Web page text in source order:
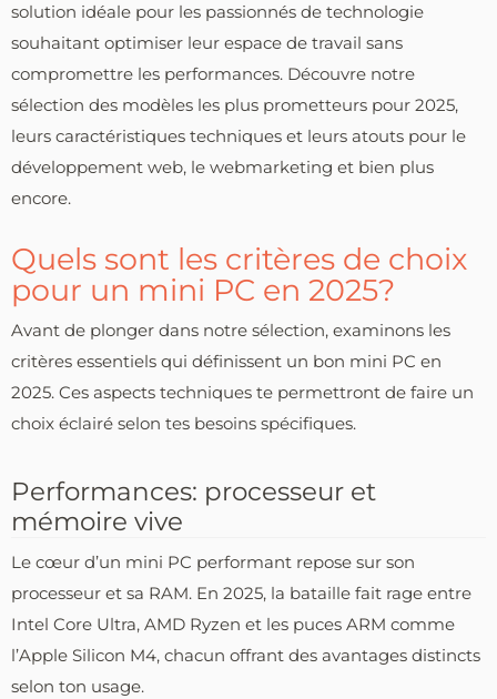
solution idéale pour les passionnés de technologie
souhaitant optimiser leur espace de travail sans
compromettre les performances. Découvre notre
sélection des modèles les plus prometteurs pour 2025,
leurs caractéristiques techniques et leurs atouts pour le
développement web, le webmarketing et bien plus
encore.
Quels sont les critères de choix
pour un mini PC en 2025?
Avant de plonger dans notre sélection, examinons les
critères essentiels qui définissent un bon mini PC en
2025. Ces aspects techniques te permettront de faire un
choix éclairé selon tes besoins spécifiques.
Performances: processeur et
mémoire vive
Le cœur d’un mini PC performant repose sur son
processeur et sa RAM. En 2025, la bataille fait rage entre
Intel Core Ultra, AMD Ryzen et les puces ARM comme
l’Apple Silicon M4, chacun offrant des avantages distincts
selon ton usage.